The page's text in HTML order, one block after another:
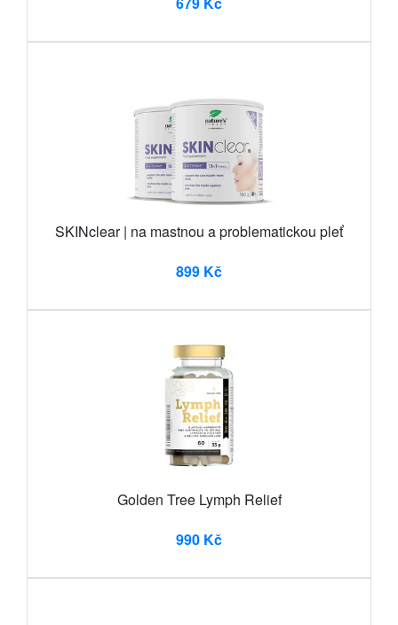
SKINclear | na mastnou a problematickou pleť
899 Kč
Golden Tree Lymph Relief
990 Kč